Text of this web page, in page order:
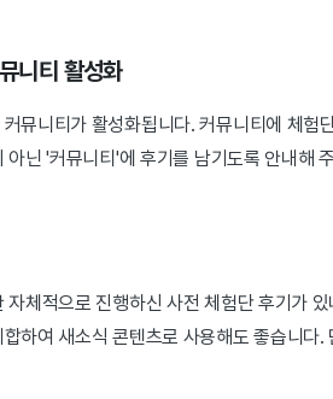
니티 활성화
뮤니티가 활성화됩니다. 커뮤니티에 체
아닌 '커뮤니티'에 후기를 남기도록 안내해
자체적으로 진행하신 사전 체험단 후기가
하여 새소식 콘텐츠로 사용해도 좋습니다